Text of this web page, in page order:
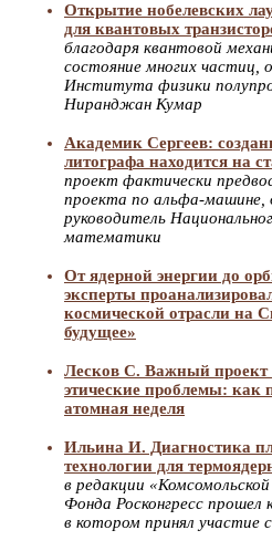
Открытие нобелевских
для квантовых
благодаря квантовой
состояние многих частиц,
Института физики
Ниранджан Кумар
Академик Сергеев:
литографа находится на
проект фактически
проекта по альфа-машине,
руководитель
математики
От ядерной энергии до
эксперты
космической отрасли на
будущее»
Лесков С. Важный проект
этические проблемы:
атомная неделя
Ильина И. Диагностика
технологии для
в редакции
Фонда Росконгресс прошел
в котором принял